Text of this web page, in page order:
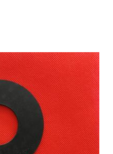
Egyedi gyártás
ÁSZF